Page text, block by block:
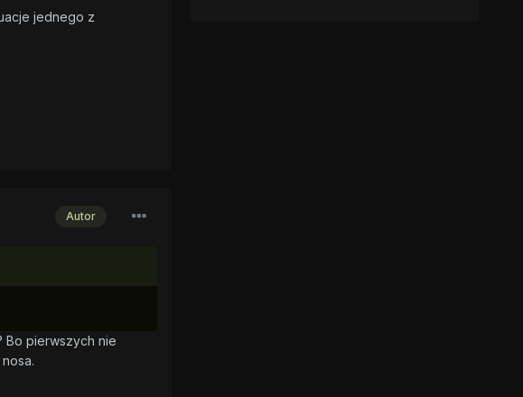
jednego z
Autor
Bo pierwszych nie